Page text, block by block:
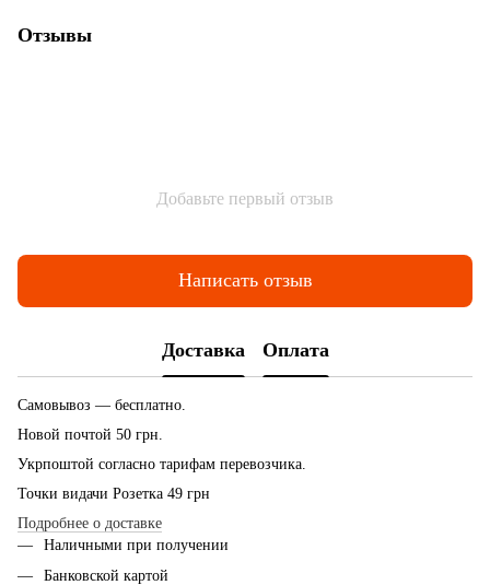
Отзывы
Добавьте первый отзыв
Написать отзыв
Доставка Оплата
Самовывоз — бесплатно.
Новой почтой 50 грн.
Укрпоштой согласно тарифам перевозчика.
Точки видачи Розетка 49 грн
Подробнее о доставке
Наличными при получении
Банковской картой